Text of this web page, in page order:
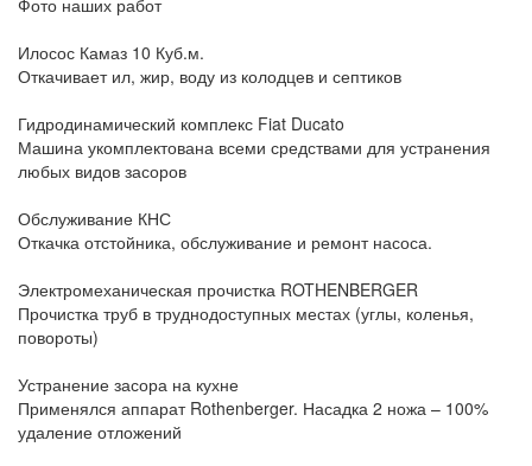
Фото наших работ
Илосос Камаз 10 Куб.м.
Откачивает ил, жир, воду из колодцев и септиков
Гидродинамический комплекс Fiat Ducato
Машина укомплектована всеми средствами для устранения
любых видов засоров
Обслуживание КНС
Откачка отстойника, обслуживание и ремонт насоса.
Электромеханическая прочистка ROTHENBERGER
Прочистка труб в труднодоступных местах (углы, коленья,
повороты)
Устранение засора на кухне
Применялся аппарат Rothenberger. Насадка 2 ножа – 100%
удаление отложений